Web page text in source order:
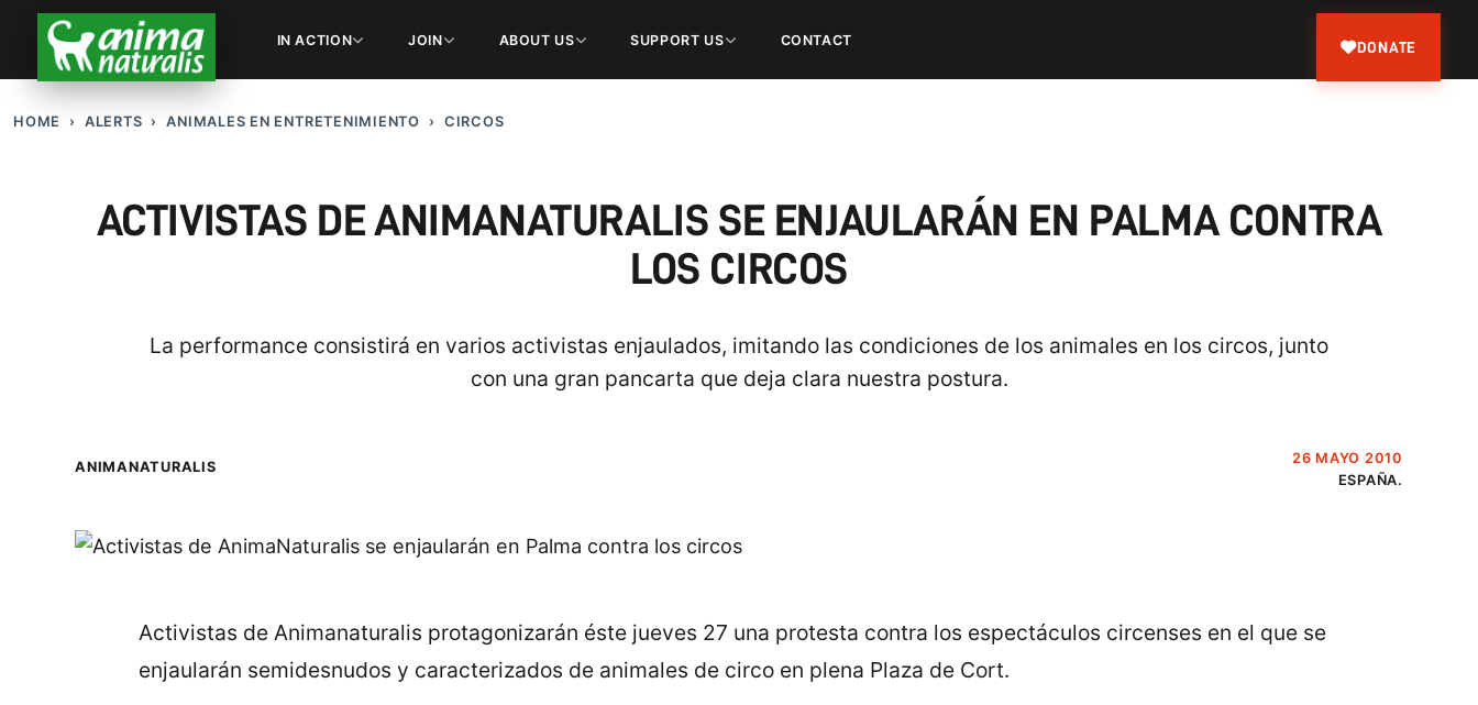
IN ACTION JOIN ABOUT US SUPPORT US CONTACT DONATE
HOME ALERTS ANIMALES EN ENTRETENIMIENTO CIRCOS
ACTIVISTAS DE ANIMANATURALIS SE ENJAULARÁN EN PALMA CONTRA
LOS CIRCOS
La performance consistirá en varios activistas enjaulados, imitando las condiciones de los animales en los circos, junto
con una gran pancarta que deja clara nuestra postura.
ANIMANATURALIS
26 MAYO 2010
ESPAÑA.
Activistas de Animanaturalis protagonizarán éste jueves 27 una protesta contra los espectáculos circenses en el que se
enjaularán semidesnudos y caracterizados de animales de circo en plena Plaza de Cort.